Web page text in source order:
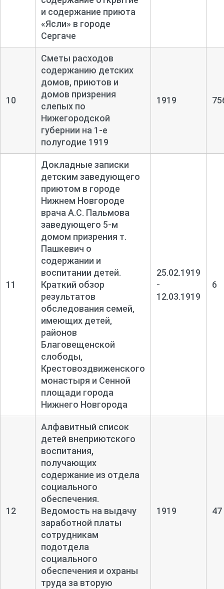
и содержание приюта
«Ясли» в городе
Сергаче
10
Сметы расходов
содержанию детских
домов, приютов и
домов призрения
слепых по
Нижегородской
губернии на 1-е
полугодие 1919
1919
11
Докладные записки
детским заведующего
приютом в городе
Нижнем Новгороде
врача А.С. Пальмова
заведующего 5-м
домом призрения т.
Пашкевич о
содержании и
воспитании детей.
Краткий обзор
результатов
обследования семей,
имеющих детей,
районов
Благовещенской
слободы,
Крестовоздвиженского
монастыря и Сенной
площади города
Нижнего Новгорода
25.02.1919
-
12.03.1919
6
12
Алфавитный список
детей внеприютского
воспитания,
получающих
содержание из отдела
социального
обеспечения.
Ведомость на выдачу
заработной платы
сотрудникам
подотдела
социального
обеспечения и охраны
труда за вторую
1919 47